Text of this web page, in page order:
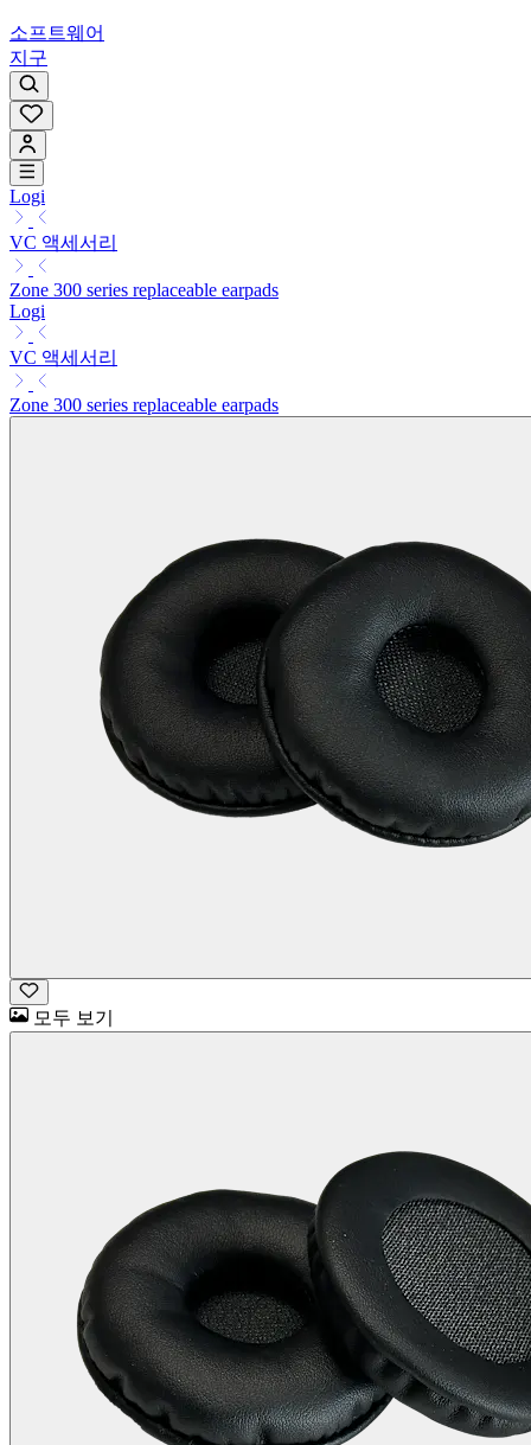
소프트웨어
지구
Logi
VC 액세서리
Zone 300 series replaceable earpads
Logi
VC 액세서리
Zone 300 series replaceable earpads
모두 보기